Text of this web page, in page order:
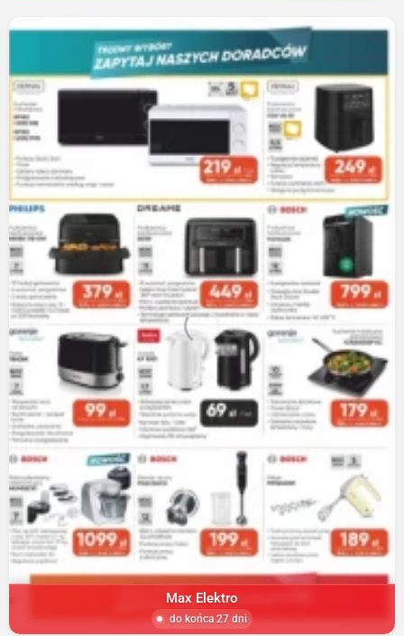
Max Elektro
do końca 27 dni